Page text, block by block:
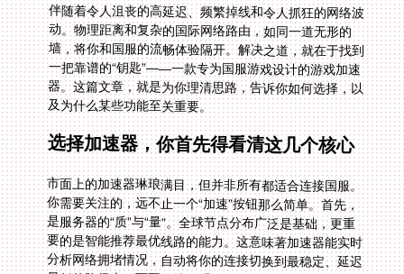
及为什么某些功能至关重要。
选择加速器，你首先得看清这几个核心
市面上的加速器琳琅满目，但并非所有都适合连接国服。
你需要关注的，远不止一个“加速”按钮那么简单。首先，
是服务器的“质”与“量”。全球节点分布广泛是基础，更重
要的是智能推荐最优线路的能力。这意味著加速器能实时
分析网络拥堵情况，自动将你的连接切换到最稳定、延迟
最低的路径上，而不是让你手动一个个去试。这对于分秒
必争的《黑色幸存者》这类游戏来说，就是胜利与成盒的